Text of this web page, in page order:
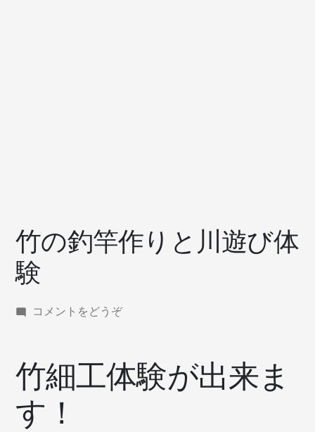
竹の釣竿作りと川遊び体
験
コメントをどうぞ(竹
竿
作
り
竹細工体験が出来ま
す！